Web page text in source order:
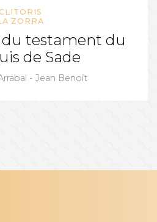
CLITORIS
ZORRA
du testament du
de Sade
- Jean Benoît